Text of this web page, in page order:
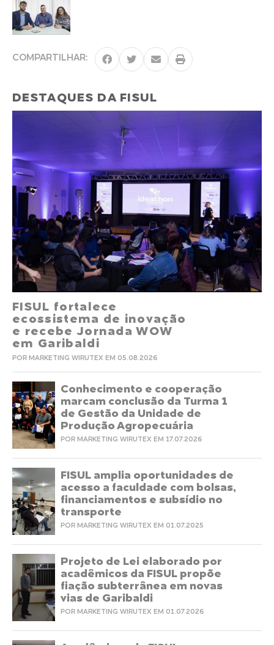
COMPARTILHAR:
DESTAQUES DA FISUL
FISUL fortalece
ecossistema de inovação
e recebe Jornada WOW
em Garibaldi
POR MARKETING WIRUTEX EM 05.08.2026
Conhecimento e cooperação
marcam conclusão da Turma 1
de Gestão da Unidade de
Produção Agropecuária
POR MARKETING WIRUTEX EM 17.07.2026
FISUL amplia oportunidades de
acesso a faculdade com bolsas,
financiamentos e subsídio no
transporte
POR MARKETING WIRUTEX EM 01.07.2025
Projeto de Lei elaborado por
acadêmicos da FISUL propõe
fiação subterrânea em novas
vias de Garibaldi
POR MARKETING WIRUTEX EM 01.07.2026